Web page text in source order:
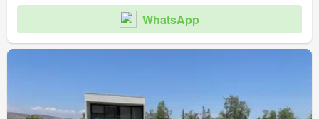
WhatsApp